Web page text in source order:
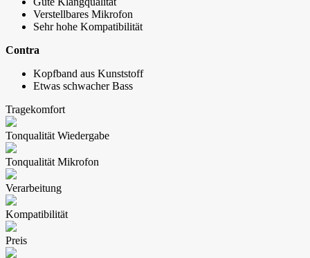
Verstellbares Mikrofon
Sehr hohe Kompatibilität
Contra
Kopfband aus Kunststoff
Etwas schwacher Bass
Tragekomfort
Tonqualität Wiedergabe
Tonqualität Mikrofon
Verarbeitung
Kompatibilität
Preis